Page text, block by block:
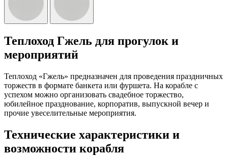
Теплоход Гжель для прогулок и
мероприятий
Теплоход «Гжель» предназначен для проведения праздничных
торжеств в формате банкета или фуршета. На корабле с
успехом можно организовать свадебное торжество,
юбилейное празднование, корпоратив, выпускной вечер и
прочие увеселительные мероприятия.
Технические характеристики и
возможности корабля